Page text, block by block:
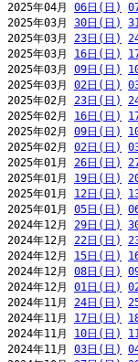
2025年04月 06日(日)
2025年03月 30日(日)
2025年03月 23日(日)
2025年03月 16日(日)
2025年03月 09日(日)
2025年03月 02日(日)
2025年02月 23日(日)
2025年02月 16日(日)
2025年02月 09日(日)
2025年02月 02日(日)
2025年01月 26日(日)
2025年01月 19日(日)
2025年01月 12日(日)
2025年01月 05日(日)
2024年12月 29日(日)
2024年12月 22日(日)
2024年12月 15日(日)
2024年12月 08日(日)
2024年12月 01日(日)
2024年11月 24日(日)
2024年11月 17日(日)
2024年11月 10日(日)
2024年11月 03日(日)